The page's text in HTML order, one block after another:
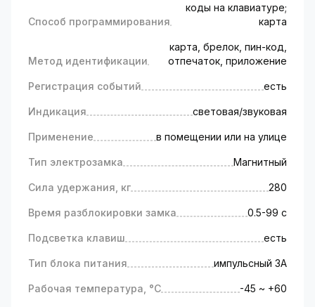
бистро, кофейни, службы доставки еды и т.д.
Система имеет несколько способов
идентификации: отпечаток пальца, код на
клавиатуре, магнитная карта, брелок.
аутентификации на основе отпечатков
пальцев обеспечивает высокий уровень
уникален, и его невозможно подделать.
подтвердить свою личность, прикоснувшись
к считывателю отпечатков пальцев, что
удобным.
Приняв решение купить комплект контроля
доступа, вы получаете:
TF1-W
Способ программирования
коды на клавиатуре;
карта
Метод идентификации
карта, брелок, пин-код,
отпечаток, приложение
Регистрация событий есть
Индикация световая/звуковая
Применение в помещении или на улице
Тип электрозамка Магнитный
Сила удержания, кг 280
Время разблокировки замка 0.5-99 с
Подсветка клавиш есть
Тип блока питания импульсный 3А
Рабочая температура, °C -45 ~ +60